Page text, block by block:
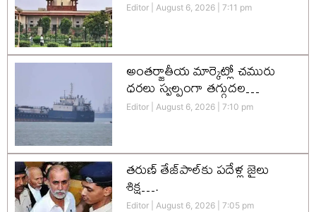
Editor August 6, 2026 7:11 pm
అంతర్జాతీయ మార్కెట్లో చమురు
ధరలు స్వల్పంగా తగ్గుదల…
Editor August 6, 2026 7:10 pm
తరుణ్ తేజ్‌పాల్‌కు పదేళ్ల జైలు
శిక్ష….
Editor August 6, 2026 7:05 pm